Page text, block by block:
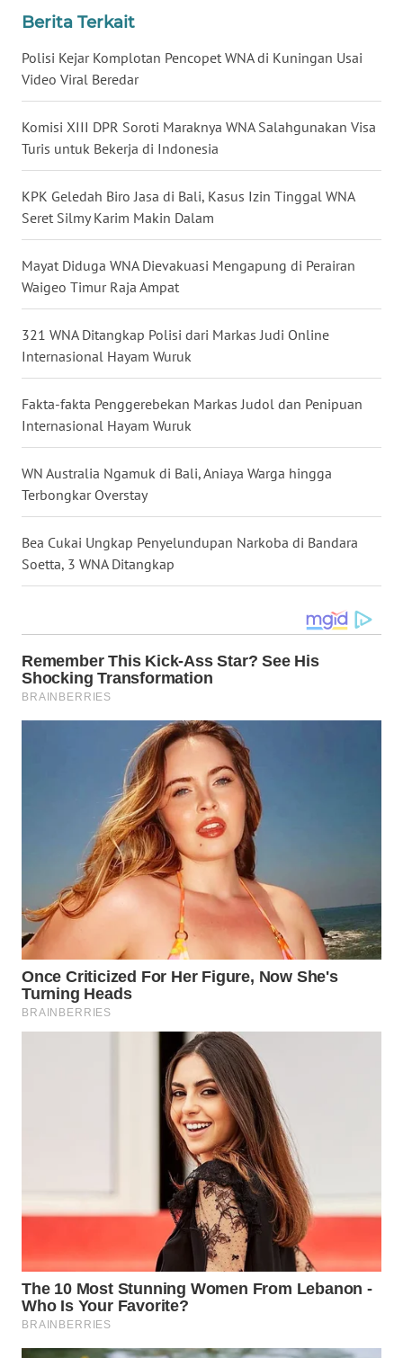
Berita Terkait
Polisi Kejar Komplotan Pencopet WNA di Kuningan Usai
Video Viral Beredar
Komisi XIII DPR Soroti Maraknya WNA Salahgunakan Visa
Turis untuk Bekerja di Indonesia
KPK Geledah Biro Jasa di Bali, Kasus Izin Tinggal WNA
Seret Silmy Karim Makin Dalam
Mayat Diduga WNA Dievakuasi Mengapung di Perairan
Waigeo Timur Raja Ampat
321 WNA Ditangkap Polisi dari Markas Judi Online
Internasional Hayam Wuruk
Fakta-fakta Penggerebekan Markas Judol dan Penipuan
Internasional Hayam Wuruk
WN Australia Ngamuk di Bali, Aniaya Warga hingga
Terbongkar Overstay
Bea Cukai Ungkap Penyelundupan Narkoba di Bandara
Soetta, 3 WNA Ditangkap
WN
KALTARA
WN
KALSEL
WN
WN
WN
MALUKU
WN
MALUT
WN
DAIRI
WN
TOBA
WN
TAPANULI
SELATAN
LESUNG
WN
WN
TENGAH
WN DELI
SERDANG